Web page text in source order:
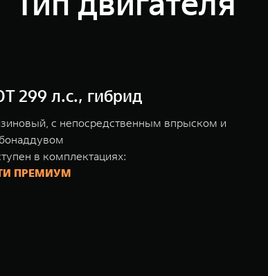
299 л.с., гибрид
с непосредственным впрыском и
в комплектациях:
ПРЕМИУМ